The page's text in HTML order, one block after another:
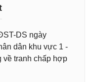
DS ngày
dân khu vực 1 -
về tranh chấp hợp